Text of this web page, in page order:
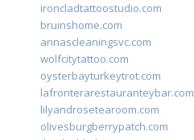
ironcladtattoostudio.com
bruinshome.com
annascleaningsvc.com
wolfcitytattoo.com
oysterbayturkeytrot.com
lafronterarestauranteybar.com
lilyandrosetearoom.com
olivesburgberrypatch.com